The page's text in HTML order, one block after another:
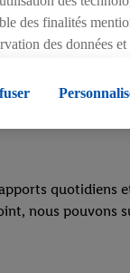
quotidiens
nous pouvons
des finalités
des données